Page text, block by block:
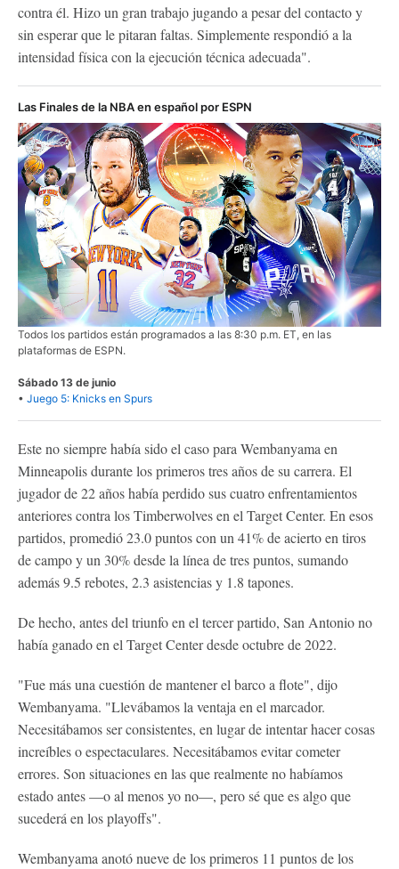
contra él. Hizo un gran trabajo jugando a pesar del contacto y
sin esperar que le pitaran faltas. Simplemente respondió a la
intensidad física con la ejecución técnica adecuada".
Las Finales de la NBA en español por ESPN
Todos los partidos están programados a las 8:30 p.m. ET, en las
plataformas de ESPN.
Sábado 13 de junio
• Juego 5: Knicks en Spurs
Este no siempre había sido el caso para Wembanyama en
Minneapolis durante los primeros tres años de su carrera. El
jugador de 22 años había perdido sus cuatro enfrentamientos
anteriores contra los Timberwolves en el Target Center. En esos
partidos, promedió 23.0 puntos con un 41% de acierto en tiros
de campo y un 30% desde la línea de tres puntos, sumando
además 9.5 rebotes, 2.3 asistencias y 1.8 tapones.
De hecho, antes del triunfo en el tercer partido, San Antonio no
había ganado en el Target Center desde octubre de 2022.
"Fue más una cuestión de mantener el barco a flote", dijo
Wembanyama. "Llevábamos la ventaja en el marcador.
Necesitábamos ser consistentes, en lugar de intentar hacer cosas
increíbles o espectaculares. Necesitábamos evitar cometer
errores. Son situaciones en las que realmente no habíamos
estado antes —o al menos yo no—, pero sé que es algo que
sucederá en los playoffs".
Wembanyama anotó nueve de los primeros 11 puntos de los